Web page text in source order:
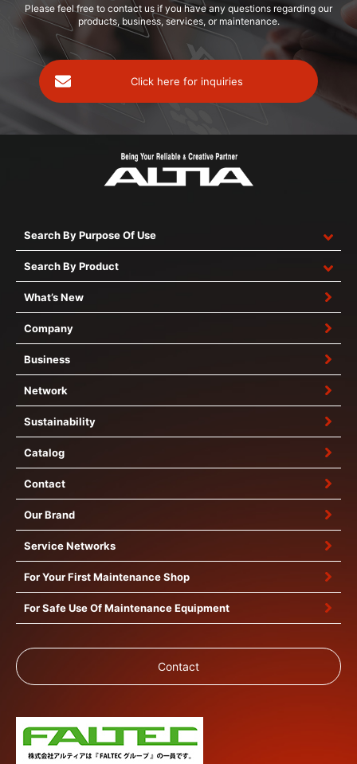
Please feel free to contact us if you have any questions regarding our
products, business, services, or maintenance.
Click here for inquiries
Search By Purpose Of Use
Search By Product
What’s New
Company
Business
Network
Sustainability
Catalog
Contact
Our Brand
Service Networks
For Your First Maintenance Shop
For Safe Use Of Maintenance Equipment
Contact